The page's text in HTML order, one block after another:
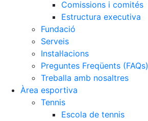
Comissions i comités
Estructura executiva
Fundació
Serveis
Instal·lacions
Preguntes Freqüents (FAQs)
Treballa amb nosaltres
Àrea esportiva
Tennis
Escola de tennis